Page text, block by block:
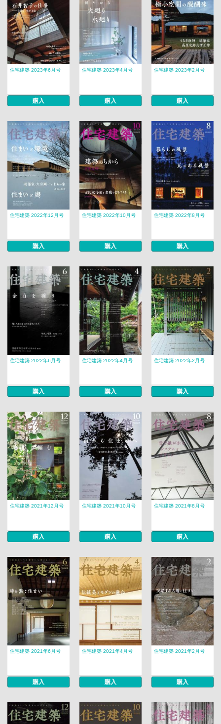
住宅建築 2023年6月号
購入
住宅建築 2023年4月号
購入
住宅建築 2023年2月号
購入
住宅建築 2022年12月号
購入
住宅建築 2022年10月号
購入
住宅建築 2022年8月号
購入
住宅建築 2022年6月号
購入
住宅建築 2022年4月号
購入
住宅建築 2022年2月号
購入
住宅建築 2021年12月号
購入
住宅建築 2021年10月号
購入
住宅建築 2021年8月号
購入
住宅建築 2021年6月号
購入
住宅建築 2021年4月号
購入
住宅建築 2021年2月号
購入